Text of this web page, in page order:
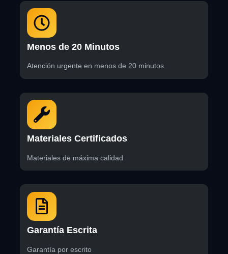
Menos de 20 Minutos
Atención urgente en menos de 20 minutos
Materiales Certificados
Materiales de máxima calidad
Garantía Escrita
Garantía por escrito